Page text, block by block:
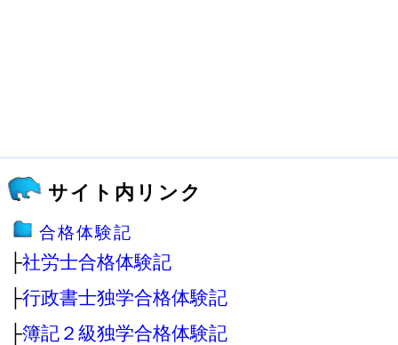
サイト内リンク
合格体験記
├社労士合格体験記
├行政書士独学合格体験記
├簿記２級独学合格体験記